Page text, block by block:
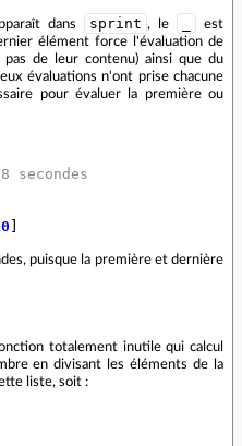
dans sprint , le
est
élément force l'évaluation de
de leur contenu) ainsi que du
évaluations n'ont prise chacune
pour évaluer la première ou
secondes
puisque la première et dernière
totalement inutile qui calcul
en divisant les éléments de la
liste, soit :